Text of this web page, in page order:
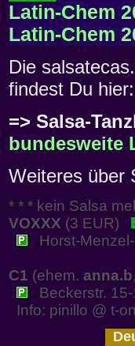
Latin-Chem
Latin-Chem
Die
findest Du hier:
=> Salsa-
bundesweite
Weiteres über
* * * kein Salsa
VOXXX (3 EUR)
Horst-
C1 (ehem. anna.b
Beckerstr.
Info: pinillo @ t-